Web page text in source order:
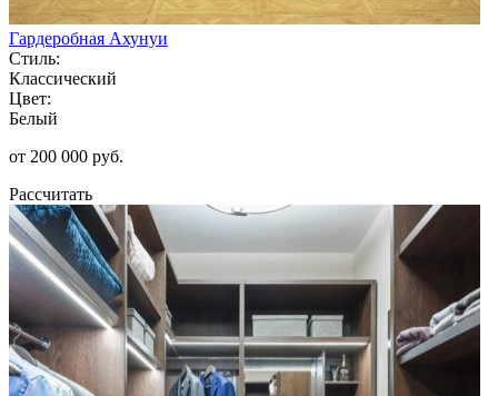
Гардеробная Ахунуи
Стиль:
Классический
Цвет:
Белый
от 200 000 руб.
Рассчитать